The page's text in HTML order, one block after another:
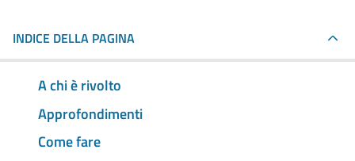
INDICE DELLA PAGINA
A chi è rivolto
Approfondimenti
Come fare